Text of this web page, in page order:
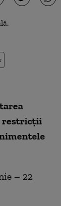
restricții
– 22